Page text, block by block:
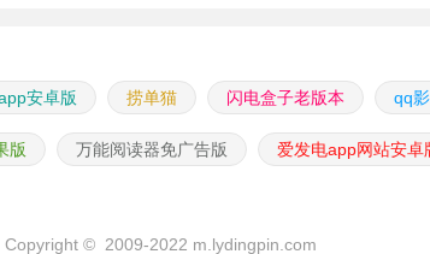
安卓版 捞单猫 闪电盒子老版本 qq
版 万能阅读器免广告版 爱发电app网站安卓
Copyright © 2009-2022 m.lydingpin.com